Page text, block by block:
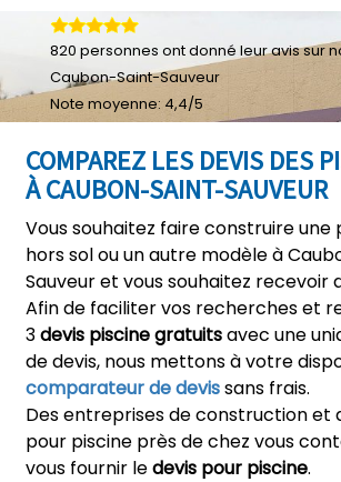
COMPAREZ LES DEVIS DES
À CAUBON-SAINT-SAUVEUR
Vous souhaitez faire construire une
hors sol ou un autre modèle à
Sauveur et vous souhaitez recevoir
Afin de faciliter vos recherches et
3devis piscine gratuitsavec une
de devis, nous mettons à votre
comparateur de devissans frais.
Des entreprises de construction et
pour piscine près de chez vous
vous fournir ledevis pour piscine.
820 personnes ont donné leuravis sur
Caubon-Saint-Sauveur
Note moyenne: 4,4/5